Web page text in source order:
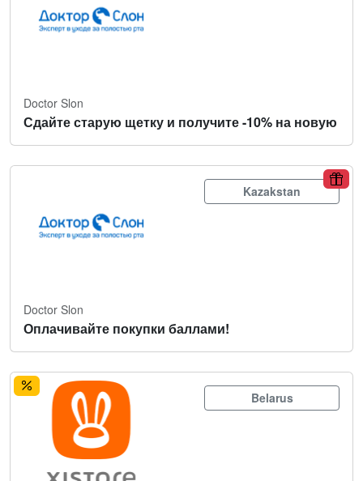
Doctor Slon
Сдайте старую щетку и получите -10% на новую
Kazakstan
Doctor Slon
Оплачивайте покупки баллами!
Belarus